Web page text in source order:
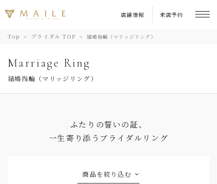
店舗情報 来店予約
Top ブライダル TOP 結婚指輪（マリッジリング）
Marriage Ring
結婚指輪（マリッジリング）
ふたりの誓いの証、
一生寄り添うブライダルリング
商品を絞り込む